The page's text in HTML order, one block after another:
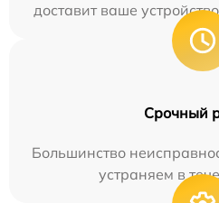
доставит ваше
Срочный
Большинство
устраняем в